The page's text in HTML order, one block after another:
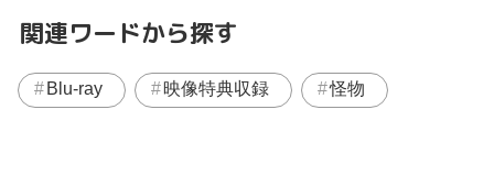
関連ワードから探す
Blu-ray 映像特典収録 怪物